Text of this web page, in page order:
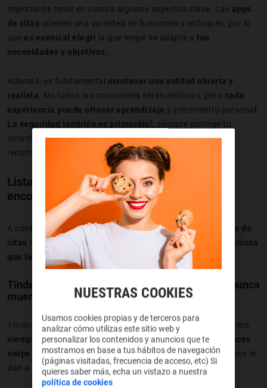
importante tener en cuenta algunos aspectos clave. Las apps
de citas ofrecen una variedad de funciones y enfoques, por lo
que es esencial elegir la que mejor se adapte a tus
necesidades y objetivos.
Además, es fundamental mantener una actitud abierta y
realista. No todas las conexiones serán exitosas, pero cada
experiencia puede ofrecer aprendizaje y crecimiento persona l.
La seguridad también es primordial; siempre protege tu
información personal ysigue las pautas de seguridad
recomendadas por la aplicación.
Listado de las mejores apps de citas para
encontrar pareja
A continuación, presentamos algunas de lasmejores apps de
citas disponibles en 2025, cada una concaracterísticas únicas
que las hacen destacar
en el mercado.
Tinder: la app de citas pioneras, el clásico que nunca
muere
Tinder
es el McDonald’s de las citas. No es el más fancy, pero
siempre está ahí. Te registras,subes un par de fotos y haces
swipe.
A la derecha si te gusta, a la izquierda si no. Si ambos le
dan a la derecha:¡boom! Match y a chatear.
NUESTRAS COOKIES
Usamos cookies propias y de terceros para
analizar cómo utilizas este sitio web y
personalizar los contenidos y anuncios que te
mostramos en base a tus hábitos de navegación
(páginas visitadas, frecuencia de acceso, etc) Si
quieres saber más, echa un vistazo a nuestra
política de cookies